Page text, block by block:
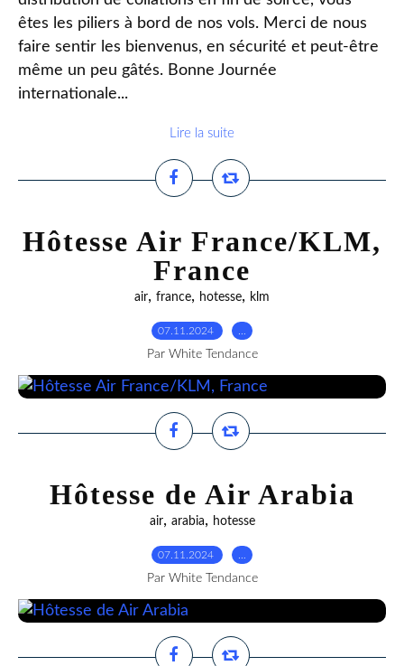
êtes les piliers à bord de nos vols. Merci de nous
faire sentir les bienvenus, en sécurité et peut-être
même un peu gâtés. Bonne Journée
internationale...
Lire la suite
Hôtesse Air France/KLM,
France
air, france, hotesse, klm
07.11.2024
Par White Tendance
Hôtesse de Air Arabia
air, arabia, hotesse
07.11.2024
Par White Tendance